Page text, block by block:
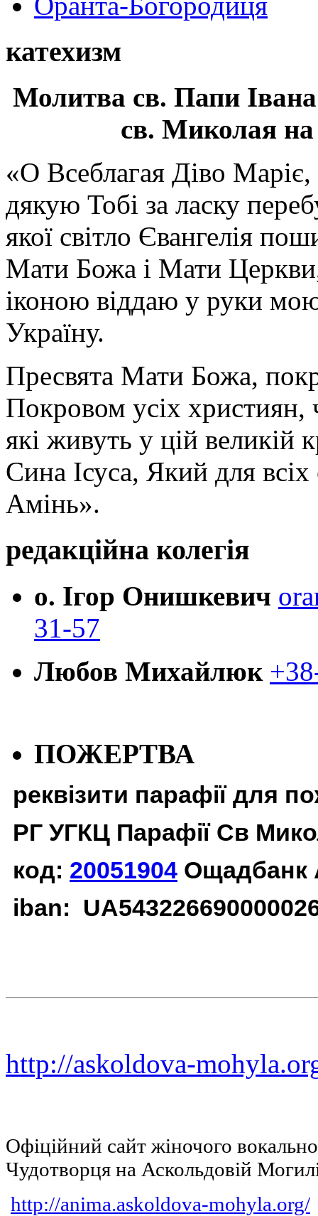
катехизм
Молитва св. Папи
св. Миколая на
«О Всеблагая Діво
дякую Тобі за ласку
якої світло Євангелія
Мати Божа і Мати
іконою віддаю у руки
Україну.
Пресвята Мати Божа,
Покровом усіх християн,
які живуть у цій великій
Сина Ісуса, Який для
Амінь».
редакційна колегія
о. Ігор Онишкевич
31-57
Любов Михайлюк
ПОЖЕРТВА
реквізити парафії для
РГ УГКЦ Парафії Св
код: 20051904 Ощадбанк
iban:
http://askoldova-
Офіційний сайт жіночого
Чудотворця на Аскольдовій
http://anima.askoldova-mohyla.org/